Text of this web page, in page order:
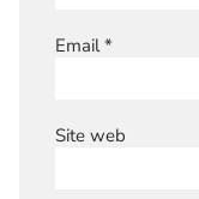
Email*
Site web